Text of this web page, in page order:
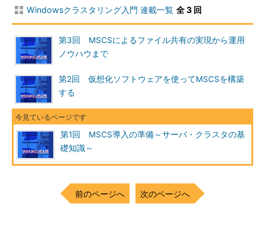
Windowsクラスタリング入門 連載一覧 全 3 回
第3回 MSCSによるファイル共有の実現から運用
ノウハウまで
第2回 仮想化ソフトウェアを使ってMSCSを構築
する
第1回 MSCS導入の準備～サーバ・クラスタの基
礎知識～
前のページへ 次のページへ